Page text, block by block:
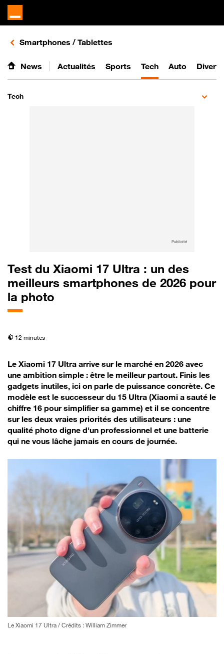
Retours vers le listing d'articles de la catégorie
Smartphones / Tablettes
News Actualités Sports Tech Auto
Tech
Publicité
Test du Xiaomi 17 Ultra : un des
meilleurs smartphones de 2026 pour
la photo
temps de lecture
12 minutes
Le Xiaomi 17 Ultra arrive sur le marché en 2026 avec
une ambition simple : être le meilleur partout. Finis les
gadgets inutiles, ici on parle de puissance concrète. Ce
modèle est le successeur du 15 Ultra (Xiaomi a sauté le
chiffre 16 pour simplifier sa gamme) et il se concentre
sur les deux vraies priorités des utilisateurs : une
qualité photo digne d'un professionnel et une batterie
qui ne vous lâche jamais en cours de journée.
Le Xiaomi 17 Ultra / Crédits : William Zimmer